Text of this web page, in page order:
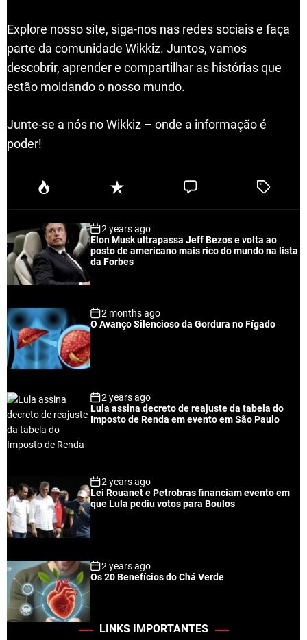
Explore nosso site, siga-nos nas redes sociais e faça
parte da comunidade Wikkiz. Juntos, vamos
descobrir, aprender e compartilhar as histórias que
estão moldando o nosso mundo.
Junte-se a nós no Wikkiz – onde a informação é
poder!
P
u
a
r
R
e
n
t
C
e
T
e
2 years ago
Elon Musk ultrapassa Jeff Bezos e volta ao
posto de americano mais rico do mundo na lista
da Forbes
2 months ago
O Avanço Silencioso da Gordura no Fígado
2 years ago
Lula assina decreto de reajuste da tabela do
Imposto de Renda em evento em São Paulo
2 years ago
Lei Rouanet e Petrobras financiam evento em
que Lula pediu votos para Boulos
2 years ago
Os 20 Benefícios do Chá Verde
LINKS IMPORTANTES